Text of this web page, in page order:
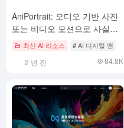
AniPortrait: 오디오 기반 사진
또는 비디오 모션으로 사실적
인 디지털 사람 음성 비디오를
최신 AI 리소스 # AI 디지털 맨
2 년 전 84.8K